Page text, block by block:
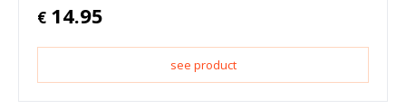
€ 14.95
see product